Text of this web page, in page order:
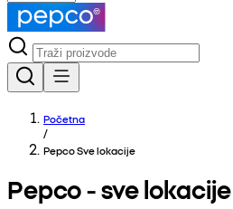
Početna
/
Pepco Sve lokacije
Pepco - sve lokacije